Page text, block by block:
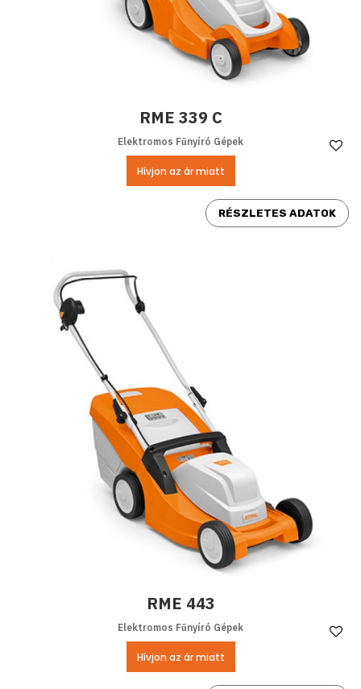
RME 339 C
Elektromos Fűnyíró Gépek
Hívjon az ár miatt
RÉSZLETES ADATOK
RME 443
Elektromos Fűnyíró Gépek
Hívjon az ár miatt